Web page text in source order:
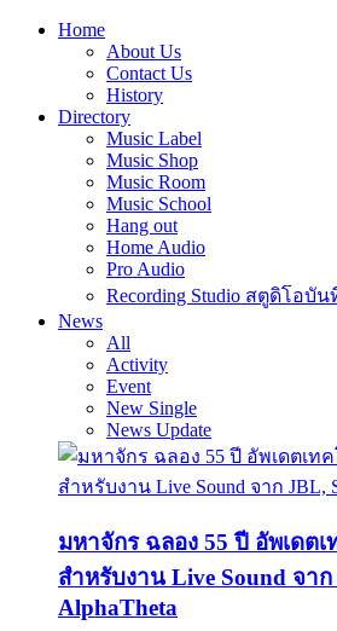
Home
About Us
Contact Us
History
Directory
Music Label
Music Shop
Music Room
Music School
Hang out
Home Audio
Pro Audio
Recording Studio สตูดิโอบัน
News
All
Activity
Event
New Single
News Update
มหาจักร ฉลอง 55 ปี อัพเดต
สำหรับงาน Live Sound จา
AlphaTheta